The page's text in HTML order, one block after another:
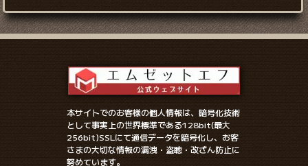
本サイトでのお客様の個人情報は、暗号化技術
として事実上の世界標準である128bit(最大
256bit)SSLにて通信データを暗号化し、お客
さまの大切な情報の漏洩・盗聴・改ざん防止に
努めています。